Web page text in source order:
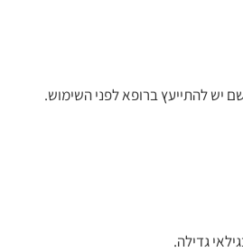
יש להתייעץ ברופא לפני השימוש.
גדילה.